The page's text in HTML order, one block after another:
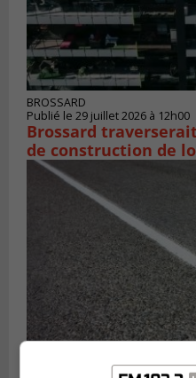
BROSSARD
Publié le 29 juillet 2026 à 12h00
Brossard
de construction de